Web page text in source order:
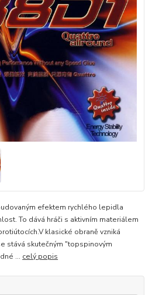
efektem rychlého lepidla
To dává hráči s aktivním materiálem
klasické obraně vzniká
stává skutečným "topspinovým
... celý popis